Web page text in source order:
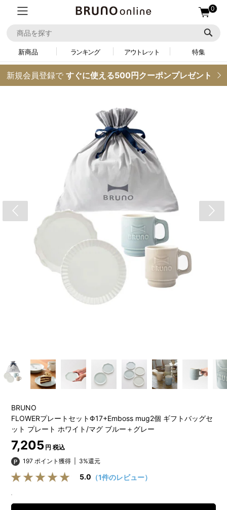
0
新商品 ランキング アウトレット 特集
新規会員登録で すぐに使える500円クーポンプレゼント
BRUNO
FLOWERプレートセットΦ17+Emboss mug2個 ギフトバッグセ
ット プレート ホワイト/マグ ブルー＋グレー
7,205 円 税込
197 ポイント獲得
3%還元
5.0 （1件のレビュー）